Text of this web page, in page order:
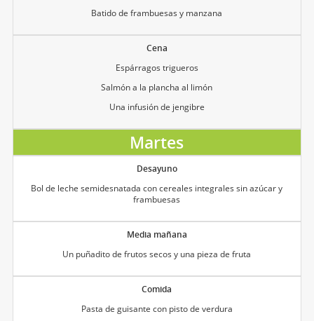
Batido de frambuesas y manzana
Cena
Espárragos trigueros
Salmón a la plancha al limón
Una infusión de jengibre
Martes
Desayuno
Bol de leche semidesnatada con cereales integrales sin azúcar y
frambuesas
Media mañana
Un puñadito de frutos secos y una pieza de fruta
Comida
Pasta de guisante con pisto de verdura